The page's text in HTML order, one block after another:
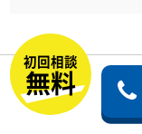
追徴税が
追徴税は、内
初回相談
無料